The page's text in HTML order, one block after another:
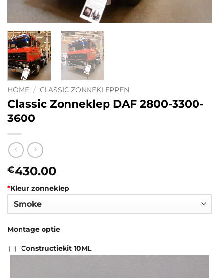
HOME / CLASSIC ZONNEKLEPPEN
Classic Zonneklep DAF 2800-3300-
3600
€430.00
*Kleur zonneklep
Montage optie
Constructiekit 10ML